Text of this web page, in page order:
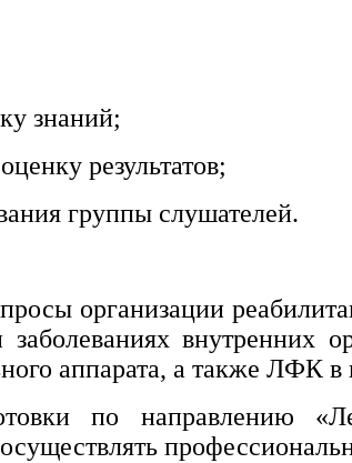
знаний;
результатов;
группы слушателей.
организации
заболеваниях
аппарата, а также ЛФК в
по направлению